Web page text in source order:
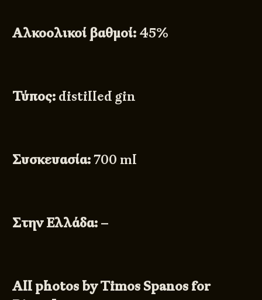
Αλκοολικοί βαθμοί: 45%
Τύπος: distilled gin
Συσκευασία:700 ml
Στην Ελλάδα: –
All photos by Timos Spanos for